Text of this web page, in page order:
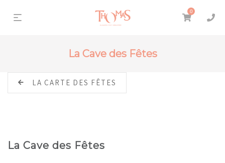
0
La Cave des Fêtes
LA CARTE DES FÊTES
La Cave des Fêtes